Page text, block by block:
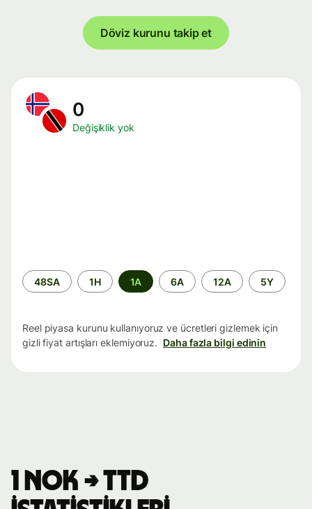
Döviz kurunu takip et
0
Değişiklik yok
Zaman
aralığı
48SA 1H 1A 6A 12A 5Y
Reel piyasa kurunu kullanıyoruz ve ücretleri gizlemek için
gizli fiyat artışları eklemiyoruz. Daha fazla bilgi edinin
1 NOK → TTD